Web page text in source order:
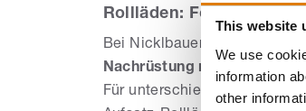
This website
We use
information
other
Rollläden: Fokus auf
Bei Nicklbauer umfasst der
Nachrüstung mit
Für unterschiedliche